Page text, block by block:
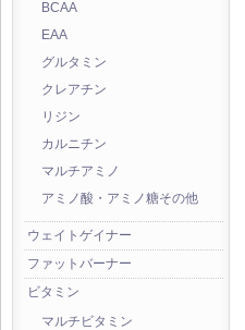
BCAA
EAA
グルタミン
クレアチン
リジン
カルニチン
マルチアミノ
アミノ酸・アミノ糖その他
ウェイトゲイナー
ファットバーナー
ビタミン
マルチビタミン